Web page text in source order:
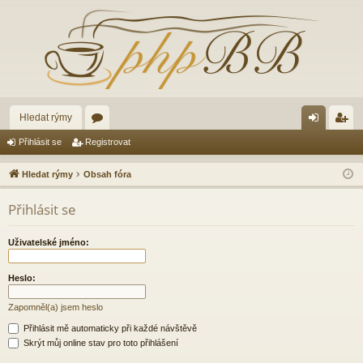
Hledat rýmy
ór
a lá
sit
ist
ro
Přihlásit se Registrovat
Hledat rýmy Obsah fóra
Přihlásit se
Uživatelské jméno:
Heslo:
Zapomněl(a) jsem heslo
Přihlásit mě automaticky při každé návštěvě
Skrýt můj online stav pro toto přihlášení